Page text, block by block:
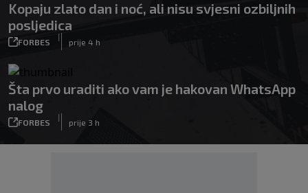
Kopaju zlato dan i noć, ali nisu svjesni ozbiljnih
posljedica
FORBES
|
prije 4 h
Šta prvo uraditi ako vam je hakovan WhatsApp
nalog
FORBES
|
prije 3 h